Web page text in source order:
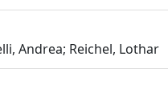
Andrea; Reichel, Lothar